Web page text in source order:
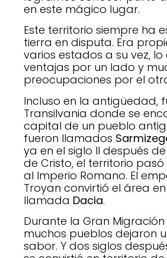
en este mágico lugar.
Este territorio siempre ha
tierra en disputa. Era
varios estados a su vez,
ventajas por un lado y
preocupaciones por el
Incluso en la antigüedad,
Transilvania donde se
capital de un pueblo
fueron llamados
ya en el siglo II después
de Cristo, el territorio
al Imperio Romano. El
Troyan convirtió el área
llamada Dacia.
Durante la Gran
muchos pueblos dejaron
sabor. Y dos siglos